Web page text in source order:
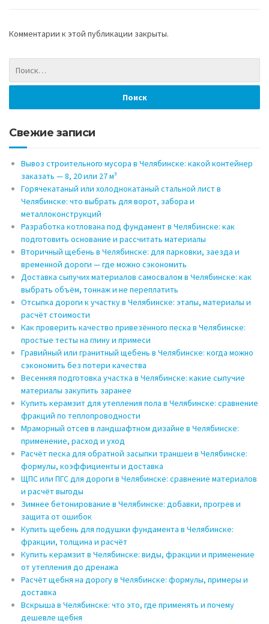
Комментарии к этой публикации закрыты.
Свежие записи
Вывоз строительного мусора в Челябинске: какой контейнер
заказать — 8, 20 или 27 м³
Горячекатаный или холоднокатаный стальной лист в
Челябинске: что выбрать для ворот, забора и
металлоконструкций
Разработка котлована под фундамент в Челябинске: как
подготовить основание и рассчитать материалы
Вторичный щебень в Челябинске: для парковки, заезда и
временной дороги — где можно сэкономить
Доставка сыпучих материалов самосвалом в Челябинске: как
выбрать объём, тоннаж и не переплатить
Отсыпка дороги к участку в Челябинске: этапы, материалы и
расчёт стоимости
Как проверить качество привезённого песка в Челябинске:
простые тесты на глину и примеси
Гравийный или гранитный щебень в Челябинске: когда можно
сэкономить без потери качества
Весенняя подготовка участка в Челябинске: какие сыпучие
материалы закупить заранее
Купить керамзит для утепления пола в Челябинске: сравнение
фракций по теплопроводности
Мраморный отсев в ландшафтном дизайне в Челябинске:
применение, расход и уход
Расчёт песка для обратной засыпки траншеи в Челябинске:
формулы, коэффициенты и доставка
ЩПС или ПГС для дороги в Челябинске: сравнение материалов
и расчёт выгоды
Зимнее бетонирование в Челябинске: добавки, прогрев и
защита от ошибок
Купить щебень для подушки фундамента в Челябинске:
фракции, толщина и расчёт
Купить керамзит в Челябинске: виды, фракции и применение
от утепления до дренажа
Расчёт щебня на дорогу в Челябинске: формулы, примеры и
доставка
Вскрыша в Челябинске: что это, где применять и почему
дешевле щебня